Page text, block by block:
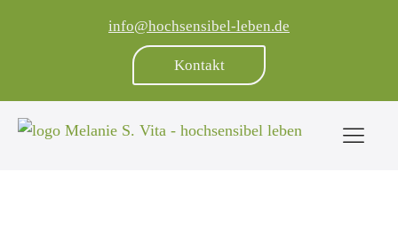
info@hochsensibel-leben.de
Kontakt